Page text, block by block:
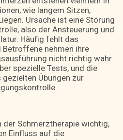
wie langem Sitzen,
Ursache ist eine Störung
also der Ansteuerung und
Häufig fehlt das
Betroffene nehmen ihre
nicht richtig wahr.
spezielle Tests, und die
Übungen zur
Schmerztherapie wichtig,
Einfluss auf die